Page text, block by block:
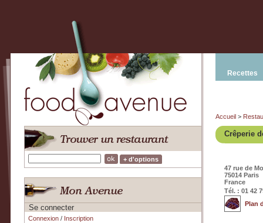
+ d'options
Se connecter
Connexion/ Inscription
Recettes
Accueil >
Crêperie
47 rue de
75014 Paris
France
Tél. : 01 42
Plan